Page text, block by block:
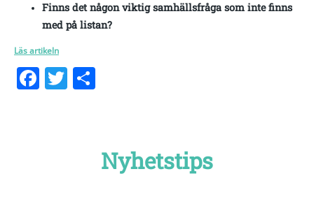
Finns det någon viktig samhällsfråga som inte finns
med på listan?
Läs artikeln
Facebook
Twitter
Nyhetstips